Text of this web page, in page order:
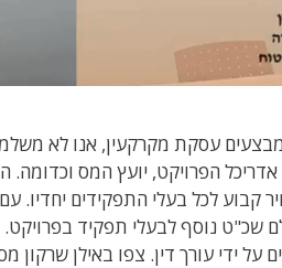
עסקת מקרקעין, אנו לא
הפרויקט, יועץ המס וכדומה.
קבוע לכל בעלי התפקידים יחדיו.
שכ"ט נוסף לבעלי תפקיד
על ידי עורך דין. צפו באילן שרקון